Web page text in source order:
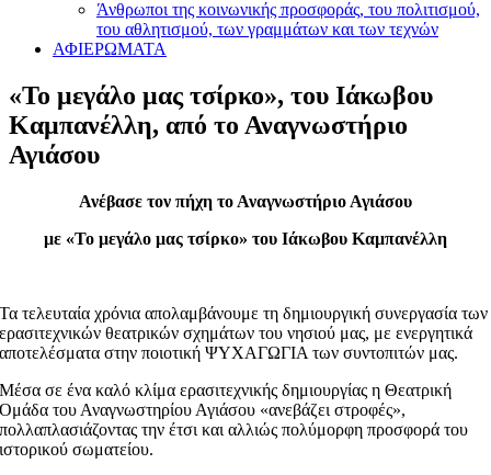
Άνθρωποι της κοινωνικής προσφοράς, του πολιτισμού,
του αθλητισμού, των γραμμάτων και των τεχνών
ΑΦΙΕΡΩΜΑΤΑ
«Το μεγάλο μας τσίρκο», του Ιάκωβου
Καμπανέλλη, από το Αναγνωστήριο
Αγιάσου
Ανέβασε τον πήχη το Αναγνωστήριο Αγιάσου
με «Το μεγάλο μας τσίρκο» του Ιάκωβου Καμπανέλλη
Τα τελευταία χρόνια απολαμβάνουμε τη δημιουργική συνεργασία των
ερασιτεχνικών θεατρικών σχημάτων του νησιού μας, με ενεργητικά
αποτελέσματα στην ποιοτική ΨΥΧΑΓΩΓΙΑ των συντοπιτών μας.
Μέσα σε ένα καλό κλίμα ερασιτεχνικής δημιουργίας η Θεατρική
Ομάδα του Αναγνωστηρίου Αγιάσου «ανεβάζει στροφές»,
πολλαπλασιάζοντας την έτσι και αλλιώς πολύμορφη προσφορά του
ιστορικού σωματείου.